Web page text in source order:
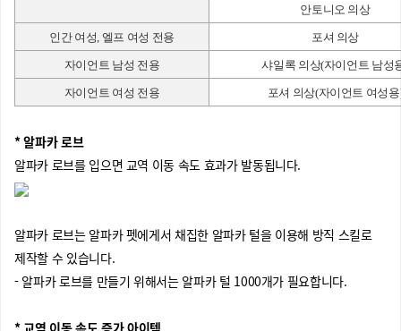
안토니오 의상
인간 여성, 엘프 여성 전용 포셔 의상
자이언트 남성 전용 샤일록 의상(자이언트 남성
자이언트 여성 전용 포셔 의상(자이언트 여성
* 알파카 로브
알파카 로브를 입으면 교역 이동 속도 효과가 발동됩니다.
알파카 로브는 알파카 펫에게서 채집한 알파카 털을 이용해 방직 스킬로
제작할 수 있습니다.
- 알파카 로브를 만들기 위해서는 알파카 털 1000개가 필요합니다.
* 교역 이동 속도 증가 아이템